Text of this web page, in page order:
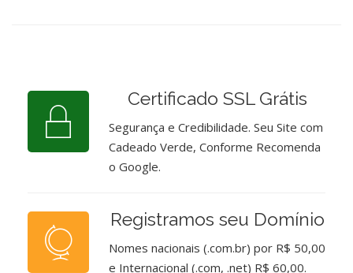
Certificado SSL Grátis
Segurança e Credibilidade. Seu Site com
Cadeado Verde, Conforme Recomenda
o Google.
Registramos seu Domínio
Nomes nacionais (.com.br) por R$ 50,00
e Internacional (.com, .net) R$ 60,00.